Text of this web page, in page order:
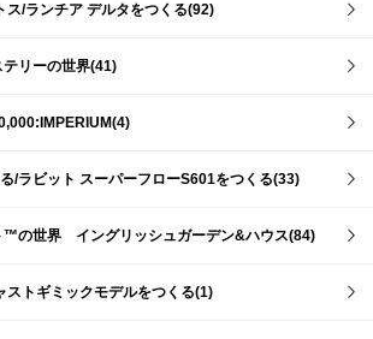
ス/ランチア デルタをつくる(92)
リーの世界(41)
/ラビット スーパーフローS601をつくる(33)
™の世界 イングリッシュガーデン&ハウス(84)
ストギミックモデルをつくる(1)